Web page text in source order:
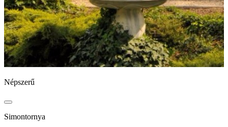
Népszerű
Simontornya